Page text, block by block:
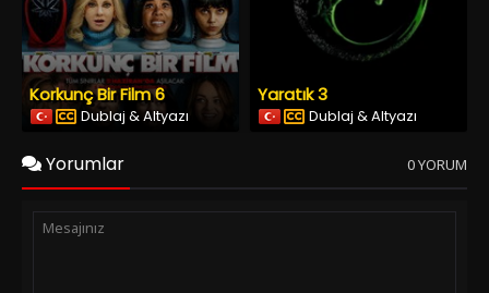
Korkunç Bir Film 6
Dublaj & Altyazı
Yaratık 3
Dublaj & Altyazı
Yorumlar 0 YORUM